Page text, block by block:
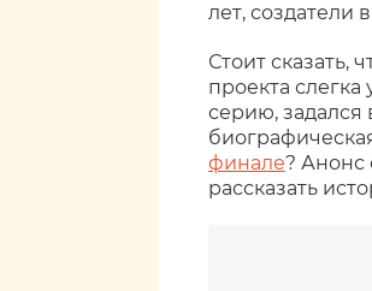
лет, создатели
Стоит сказать,
проекта
серию, задался
финале? Анонс
рассказать